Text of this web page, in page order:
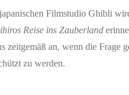
Filmstudio Ghibli
Reise ins Zauberland
zeitgemäß an, wenn die Frage
zu werden.